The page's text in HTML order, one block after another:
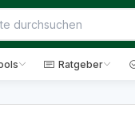
Ratgeber